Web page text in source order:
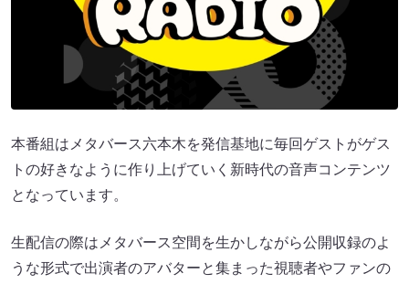
本番組はメタバース六本木を発信基地に毎回ゲストがゲス
トの好きなように作り上げていく新時代の音声コンテンツ
となっています。
生配信の際はメタバース空間を生かしながら公開収録のよ
うな形式で出演者のアバターと集まった視聴者やファンの